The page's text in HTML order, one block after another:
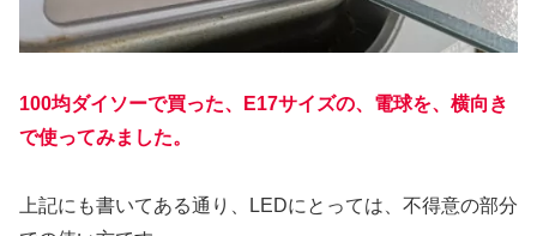
100均ダイソーで買った、E17サイズの、電球を、横向き
で使ってみました。
上記にも書いてある通り、LEDにとっては、不得意の部分